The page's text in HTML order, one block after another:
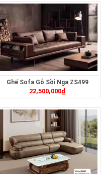
Ghế Sofa Gỗ Sồi Nga ZS499
22,500,000₫